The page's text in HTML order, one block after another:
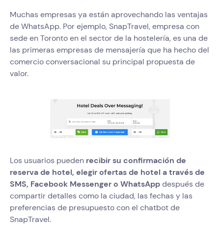
Muchas empresas ya están aprovechando las ventajas
de WhatsApp. Por ejemplo, SnapTravel, empresa con
sede en Toronto en el sector de la hostelería, es una de
las primeras empresas de mensajería que ha hecho del
comercio conversacional su principal propuesta de
valor.
Los usuarios pueden recibir su confirmación de
reserva de hotel, elegir ofertas de hotel a través de
SMS, Facebook Messenger o WhatsAppdespués de
compartir detalles como la ciudad, las fechas y las
preferencias de presupuesto con el chatbot de
SnapTravel.